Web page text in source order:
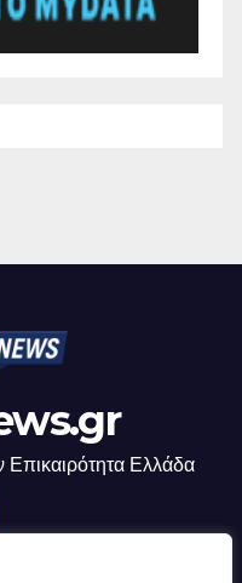
Επικαιρότητα Ελλάδα